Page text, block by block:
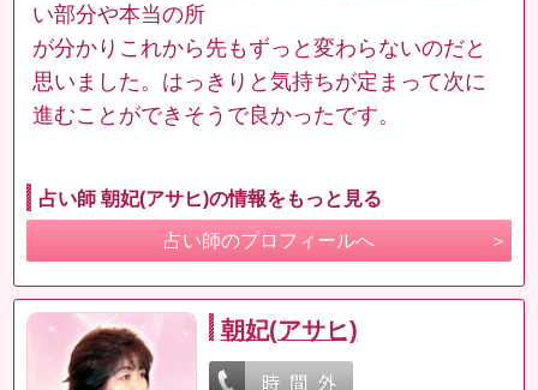
い部分や本当の所
が分かりこれから先もずっと変わらないのだと
思いました。はっきりと気持ちが定まって次に
進むことができそうで良かったです。
占い師 朝妃(アサヒ)の情報をもっと見る
占い師のプロフィールへ
朝妃(アサヒ)